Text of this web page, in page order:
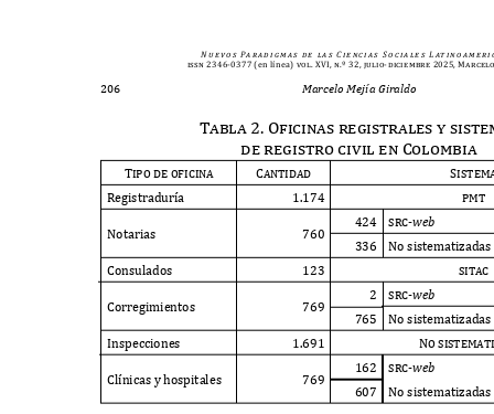
N u e v o s Pa r a d i g m a s d e l a s C i e n c i a s S o c i a l e s L at i n o a m e r i
issn 2346-0377(en línea) vol. XVI, n.º 32, julio-diciembre 2025,
206 Marcelo Mejía Giraldo
Tabla 2. Oficinas registrales y
de registro civil en Colombia
Tipo de oficina Cantidad
Registraduría 1.174 pmt
424 src-web
Notarias 760
123
336 No
Consulados sitac
2 src-web
765 No
No
Corregimientos
Inspecciones
Clínicas y hospitales
769
1.691
769
162 src-web
607 No